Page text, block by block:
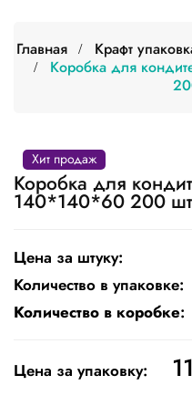
Сертификаты
Контакты
Категории
товаров
посуда
Крафт
упаковка
упаковка
Главная Крафт
Коробка для
Хит продаж
Коробка для
140*140*60 200
Цена за штуку:
Количество в упаковке:
Количество в коробке:
Цена за упаковку: